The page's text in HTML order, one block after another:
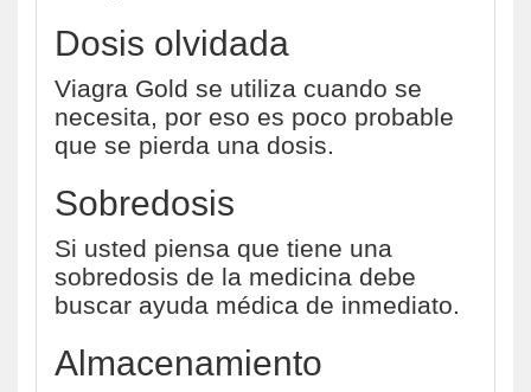
Dosis olvidada
Viagra Gold se utiliza cuando se
necesita, por eso es poco probable
que se pierda una dosis.
Sobredosis
Si usted piensa que tiene una
sobredosis de la medicina debe
buscar ayuda médica de inmediato.
Almacenamiento